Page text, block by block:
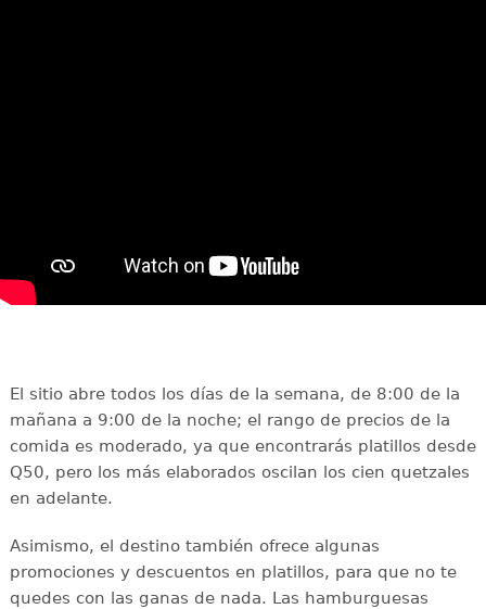
El sitio abre todos los días de la semana, de 8:00 de la
mañana a 9:00 de la noche; el rango de precios de la
comida es moderado, ya que encontrarás platillos desde
Q50, pero los más elaborados oscilan los cien quetzales
en adelante.
Asimismo, el destino también ofrece algunas
promociones y descuentos en platillos, para que no te
quedes con las ganas de nada. Las hamburguesas